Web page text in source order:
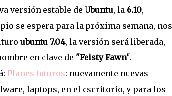
versión estable de Ubuntu, la 6.10,
se espera para la próxima semana, nos
ubuntu 7.04, la versión será liberada,
en clave de "Feisty Fawn".
Planes futuros: nuevamente nuevas
laptops, en el escritorio, y para los